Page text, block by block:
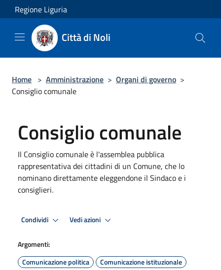
Salta al contenuto principale
Regione Liguria
Città di Noli
Home > Amministrazione > Organi di governo >
Consiglio comunale
Consiglio comunale
Il Consiglio comunale è l'assemblea pubblica
rappresentativa dei cittadini di un Comune, che lo
nominano direttamente eleggendone il Sindaco e i
consiglieri.
Condividi Vedi azioni
Argomenti:
Comunicazione politica
Comunicazione istituzionale